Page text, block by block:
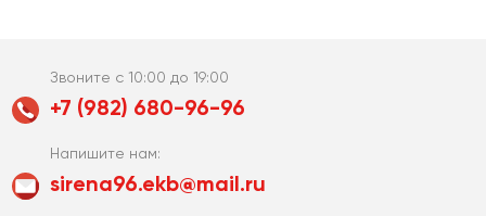
Звоните с 10:00 до 19:00
+7 (982) 680-96-96
Напишите нам:
sirena96.ekb@mail.ru